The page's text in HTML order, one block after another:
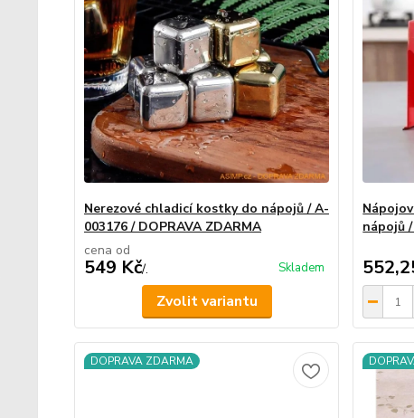
Nerezové chladicí kostky do nápojů / A-
003176 / DOPRAVA ZDARMA
cena od
549 Kč/. Skladem
Zvolit variantu
nápojů
DOPRAVA ZDARMA